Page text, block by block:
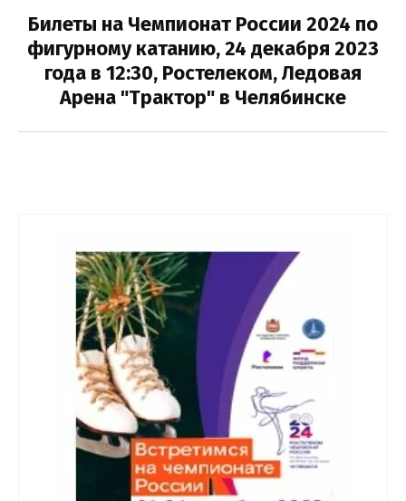
Билеты на Чемпионат России 2024 по
фигурному катанию, 24 декабря 2023
года в 12:30, Ростелеком, Ледовая
Арена "Трактор" в Челябинске
Выберите категорию:
Выберите...
Выберите...
Выберите...
Спецпредложение:
Выберите...
Результатов на странице: